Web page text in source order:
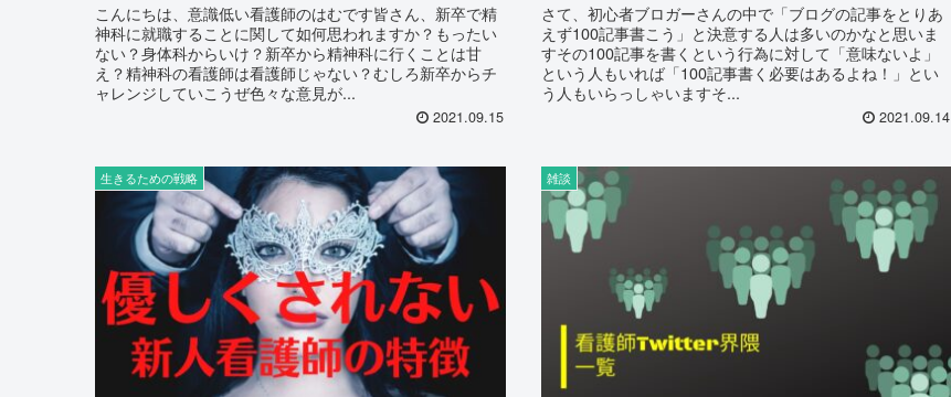
こんにちは、意識低い看護師のはむです皆さん、新卒で精
神科に就職することに関して如何思われますか？もったい
ない？身体科からいけ？新卒から精神科に行くことは甘
え？精神科の看護師は看護師じゃない？むしろ新卒からチ
ャレンジしていこうぜ色々な意見が...
2021.09.15
さて、初心者ブロガーさんの中で「ブログの記事をとりあ
えず100記事書こう」と決意する人は多いのかなと思いま
すその100記事を書くという行為に対して「意味ないよ」
という人もいれば「100記事書く必要はあるよね！」とい
う人もいらっしゃいますそ...
2021.09.14
生きるための戦略 雑談